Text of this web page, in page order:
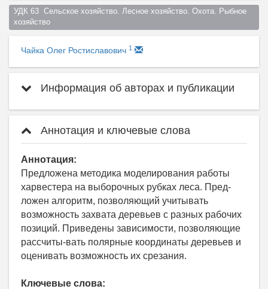
УДК 63  Сельское хозяйство. Лесное хозяйство. Охота. Рыбное
хозяйство
Чайка Олег Ростиславович 1
Информация об авторах и публикации
Аннотация и ключевые слова
Аннотация:
Предложена методика моделирования работы
харвестера на выборочных рубках леса. Пред-
ложен алгоритм, позволяющий учитывать
возможность захвата деревьев с разных рабочих
позиций. Приведены зависимости, позволяющие
рассчиты-вать полярные координаты деревьев и
оценивать возможность их срезания.
Ключевые слова: